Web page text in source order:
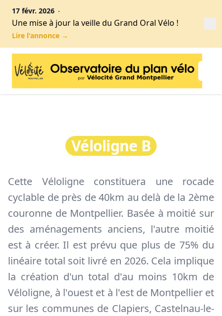
17 févr. 2026
Une mise à jour la veille du Grand Oral Vélo !
Lire l'annonce →
Véloligne B
Cette Véloligne constituera une rocade
cyclable de près de 40km au delà de la 2ème
couronne de Montpellier. Basée à moitié sur
des aménagements anciens, l'autre moitié
est à créer. Il est prévu que plus de 75% du
linéaire total soit livré en 2026. Cela implique
la création d'un total d'au moins 10km de
Véloligne, à l'ouest et à l'est de Montpellier et
sur les communes de Clapiers, Castelnau-le-